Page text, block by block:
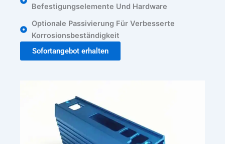
Befestigungselemente Und Hardware
Optionale Passivierung Für Verbesserte
Korrosionsbeständigkeit
Sofortangebot erhalten